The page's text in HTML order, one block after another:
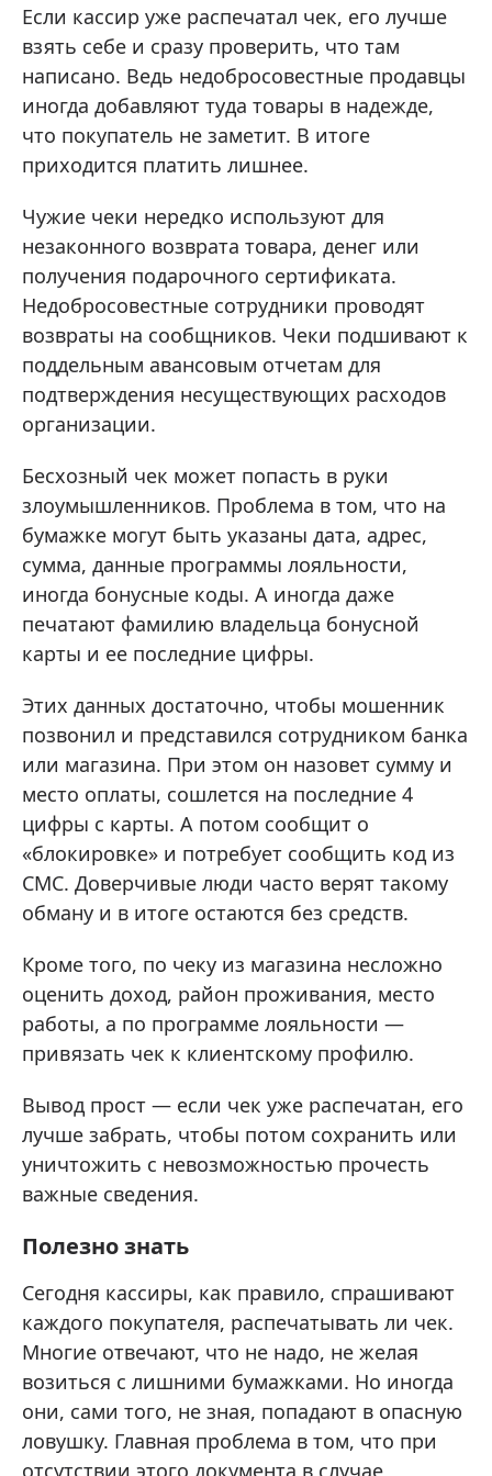
Если кассир уже распечатал чек, его лучше
взять себе и сразу проверить, что там
написано. Ведь недобросовестные продавцы
иногда добавляют туда товары в надежде,
что покупатель не заметит. В итоге
приходится платить лишнее.
Чужие чеки нередко используют для
незаконного возврата товара, денег или
получения подарочного сертификата.
Недобросовестные сотрудники проводят
возвраты на сообщников. Чеки подшивают к
поддельным авансовым отчетам для
подтверждения несуществующих расходов
организации.
Бесхозный чек может попасть в руки
злоумышленников. Проблема в том, что на
бумажке могут быть указаны дата, адрес,
сумма, данные программы лояльности,
иногда бонусные коды. А иногда даже
печатают фамилию владельца бонусной
карты и ее последние цифры.
Этих данных достаточно, чтобы мошенник
позвонил и представился сотрудником банка
или магазина. При этом он назовет сумму и
место оплаты, сошлется на последние 4
цифры с карты. А потом сообщит о
«блокировке» и потребует сообщить код из
СМС. Доверчивые люди часто верят такому
обману и в итоге остаются без средств.
Кроме того, по чеку из магазина несложно
оценить доход, район проживания, место
работы, а по программе лояльности —
привязать чек к клиентскому профилю.
Вывод прост — если чек уже распечатан, его
лучше забрать, чтобы потом сохранить или
уничтожить с невозможностью прочесть
важные сведения.
Полезно знать
Сегодня кассиры, как правило, спрашивают
каждого покупателя, распечатывать ли чек.
Многие отвечают, что не надо, не желая
возиться с лишними бумажками. Но иногда
они, сами того, не зная, попадают в опасную
ловушку. Главная проблема в том, что при
отсутствии этого документа в случае